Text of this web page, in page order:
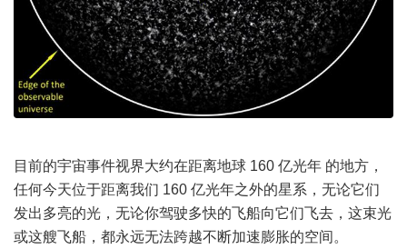
目前的宇宙事件视界大约在距离地球 160 亿光年 的地方，
任何今天位于距离我们 160 亿光年之外的星系，无论它们
发出多亮的光，无论你驾驶多快的飞船向它们飞去，这束光
或这艘飞船，都永远无法跨越不断加速膨胀的空间。